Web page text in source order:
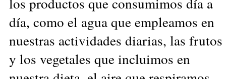
día, como el agua que empleamos en
nuestras actividades diarias, las frutos
y los vegetales que incluimos en